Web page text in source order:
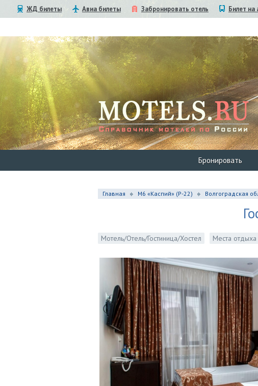
ЖД билеты Авиа билеты Забронировать отель Билет на
Бронировать
Главная М6 «Каспий» (Р-22) Волгоградская
Мотель/Отель/Гостиница/Хостел Места отдыха